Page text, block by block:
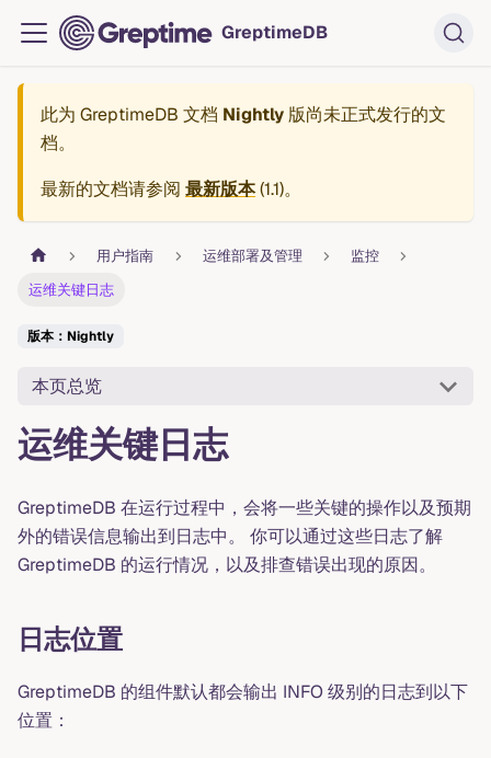
GreptimeDB
此为 GreptimeDB 文档 Nightly 版尚未正式发行的文
档。
最新的文档请参阅 最新版本(1.1)。
用户指南 运维部署及管理
监控
运维关键日志
版本：Nightly
本页总览
运维关键日志
GreptimeDB 在运行过程中，会将一些关键的操作以及预期
外的错误信息输出到日志中。 你可以通过这些日志了解
GreptimeDB 的运行情况，以及排查错误出现的原因。
日志位置
GreptimeDB 的组件默认都会输出 INFO 级别的日志到以下
位置：